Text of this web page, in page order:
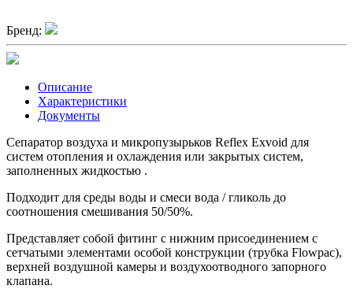
Бренд:
Описание
Характеристики
Документы
Сепаратор воздуха и микропузырьков Reflex Exvoid для
систем отопления и охлаждения или закрытых систем,
заполненных жидкостью .
Подходит для среды воды и смеси вода / гликоль до
соотношения смешивания 50/50%.
Представляет собой фитинг с нижним присоединением с
сетчатыми элементами особой конструкции (трубка Flowpac),
верхней воздушной камеры и воздухоотводного запорного
клапана.